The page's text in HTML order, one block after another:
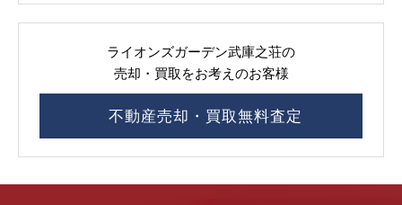
ライオンズガーデン武庫之荘の
売却・買取をお考えのお客様
不動産売却・買取無料査定